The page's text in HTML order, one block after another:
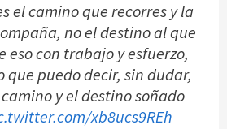
el camino que recorres y la
no el destino al que
eso con trabajo y esfuerzo,
que puedo decir, sin dudar,
y el destino soñado
xb8ucs9REh